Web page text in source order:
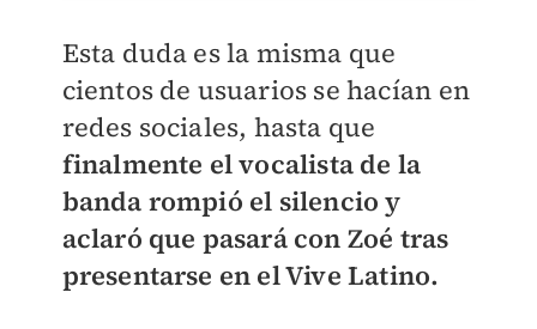
Esta duda es la misma que
cientos de usuarios se hacían en
redes sociales, hasta que
finalmente el vocalista de la
banda rompió el silencio y
aclaró que pasará con Zoé tras
presentarse en el Vive Latino.